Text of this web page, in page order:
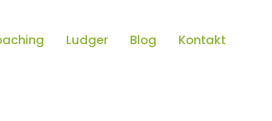
Ludger Blog Kontakt